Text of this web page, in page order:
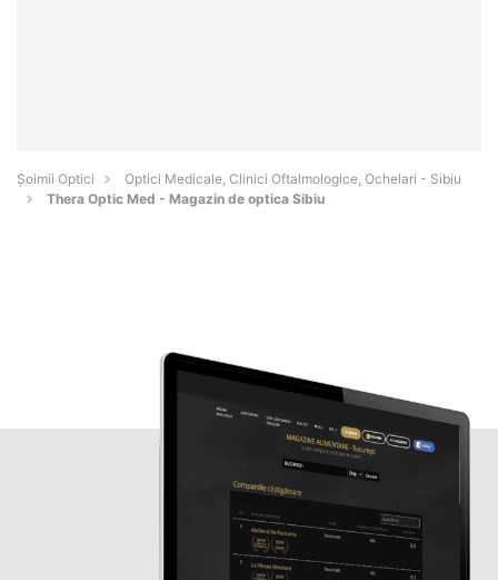
Șoimii Optici
Optici Medicale, Clinici Oftalmologice, Ochelari - Sibiu
Thera Optic Med - Magazin de optica Sibiu